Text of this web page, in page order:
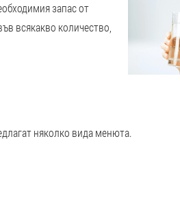
запас от
всякакво количество,
няколко вида менюта.